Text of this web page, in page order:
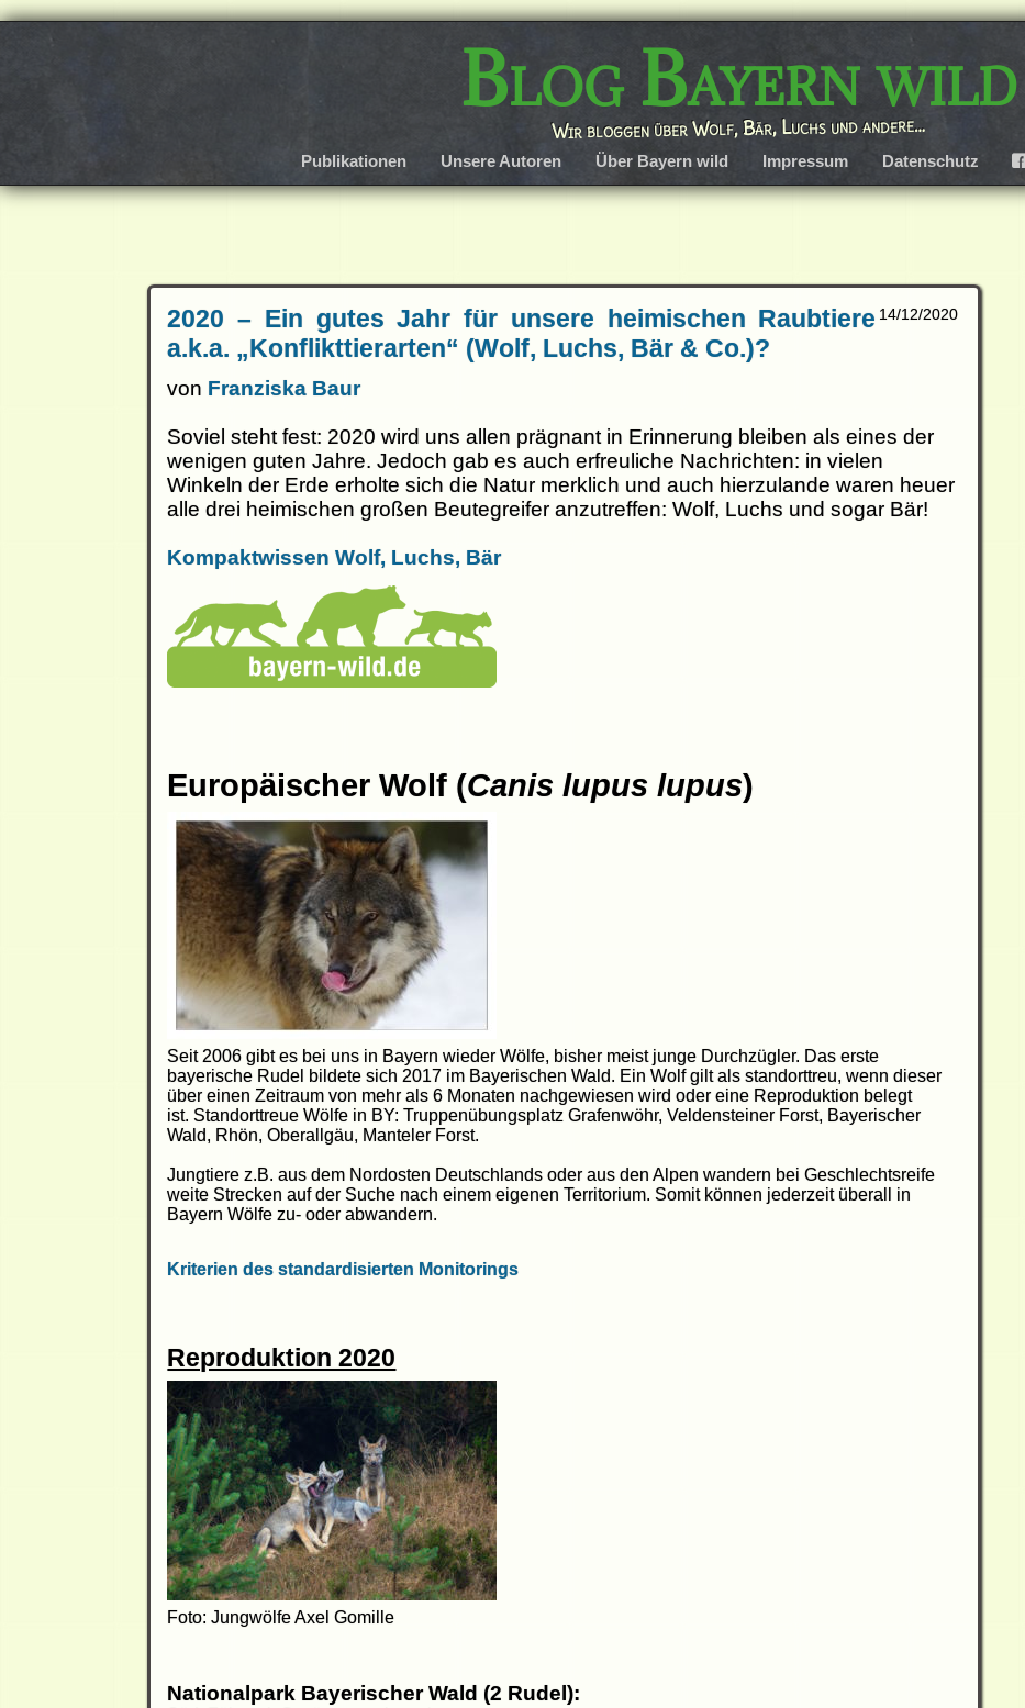
Blog Bayern wild
Wir bloggen über Wolf, Bär, Luchs und andere…
Publikationen Unsere Autoren Über Bayern wild Impressum Datenschutz F
14/12/2020
2020 – Ein gutes Jahr für unsere heimischen Raubtiere
a.k.a. „Konflikttierarten“ (Wolf, Luchs, Bär & Co.)?
von Franziska Baur
Soviel steht fest: 2020 wird uns allen prägnant in Erinnerung bleiben als eines der
wenigen guten Jahre. Jedoch gab es auch erfreuliche Nachrichten: in vielen
Winkeln der Erde erholte sich die Natur merklich und auch hierzulande waren heuer
alle drei heimischen großen Beutegreifer anzutreffen: Wolf, Luchs und sogar Bär!
Kompaktwissen Wolf, Luchs, Bär
Europäischer Wolf (Canis lupus lupus)
Seit 2006 gibt es bei uns in Bayern wieder Wölfe, bisher meist junge Durchzügler. Das erste
bayerische Rudel bildete sich 2017 im Bayerischen Wald. Ein Wolf gilt als standorttreu, wenn dieser
über einen Zeitraum von mehr als 6 Monaten nachgewiesen wird oder eine Reproduktion belegt
ist. Standorttreue Wölfe in BY: Truppenübungsplatz Grafenwöhr, Veldensteiner Forst, Bayerischer
Wald, Rhön, Oberallgäu, Manteler Forst.
Jungtiere z.B. aus dem Nordosten Deutschlands oder aus den Alpen wandern bei Geschlechtsreife
weite Strecken auf der Suche nach einem eigenen Territorium. Somit können jederzeit überall in
Bayern Wölfe zu- oder abwandern.
Kriterien des standardisierten Monitorings
Reproduktion 2020
Foto: Jungwölfe Axel Gomille
Nationalpark Bayerischer Wald (2 Rudel):